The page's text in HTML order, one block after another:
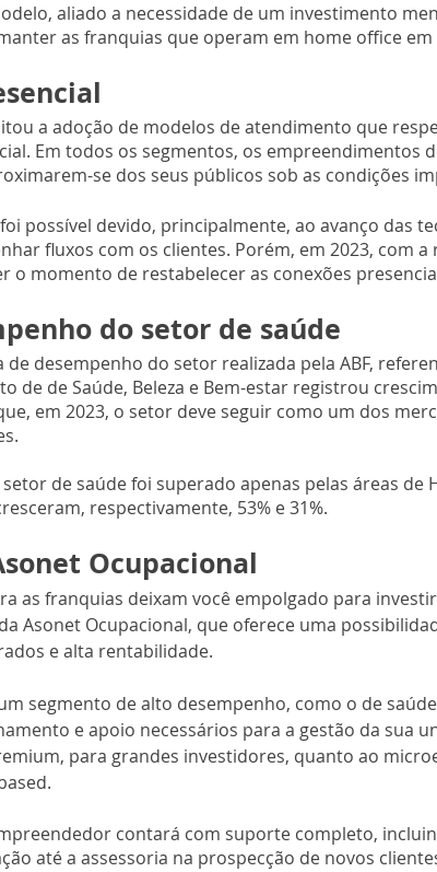
aliado a necessidade de um investimento
as franquias que operam em home office em
a adoção de modelos de atendimento que
Em todos os segmentos, os empreendimentos
se dos seus públicos sob as condições
possível devido, principalmente, ao avanço das
fluxos com os clientes. Porém, em 2023, com a
o momento de restabelecer as conexões
do setor de saúde
de desempenho do setor realizada pela ABF,
de de Saúde, Beleza e Bem-estar registrou
em 2023, o setor deve seguir como um dos
de saúde foi superado apenas pelas áreas de
respectivamente, 53% e 31%.
Ocupacional
as franquias deixam você empolgado para
Asonet Ocupacional, que oferece uma
e alta rentabilidade.
segmento de alto desempenho, como o de
e apoio necessários para a gestão da sua
para grandes investidores, quanto ao
contará com suporte completo,
até a assessoria na prospecção de novos